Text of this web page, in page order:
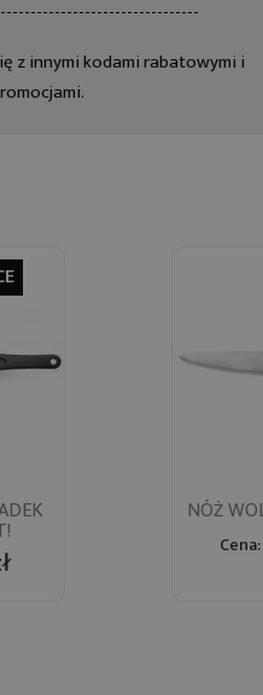
z innymi kodami rabatowymi i

NÓŻ
Cena: